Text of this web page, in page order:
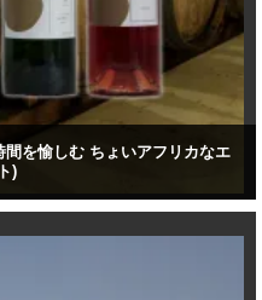
間を愉しむ ちょいアフリカなエ
)